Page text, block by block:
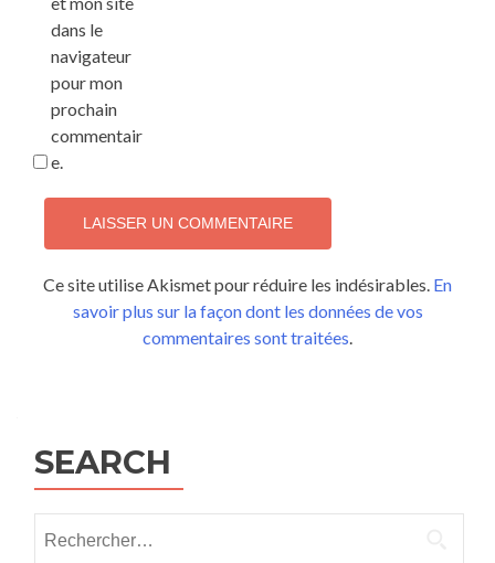
dans le
navigateur
pour mon
prochain
commentair
e.
Ce site utilise Akismet pour réduire les indésirables. En
savoir plus sur la façon dont les données de vos
commentaires sont traitées.
SEARCH